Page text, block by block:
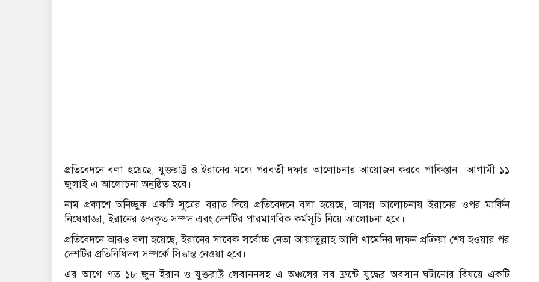
প্রতিবেদনে বলা হয়েছে, যুক্তরাষ্ট্র ও ইরানের মধ্যে পরবর্তী দফার আলোচনার আয়োজন করবে পাকিস্তান। আগামী ১১
জুলাই এ আলোচনা অনুষ্ঠিত হবে।
নাম প্রকাশে অনিচ্ছুক একটি সূত্রের বরাত দিয়ে প্রতিবেদনে বলা হয়েছে, আসন্ন আলোচনায় ইরানের ওপর মার্কিন
নিষেধাজ্ঞা, ইরানের জব্দকৃত সম্পদ এবং দেশটির পারমাণবিক কর্মসূচি নিয়ে আলোচনা হবে।
প্রতিবেদনে আরও বলা হয়েছে, ইরানের সাবেক সর্বোচ্চ নেতা আয়াতুল্লাহ আলি খামেনির দাফন প্রক্রিয়া শেষ হওয়ার পর
দেশটির প্রতিনিধিদল সম্পর্কে সিদ্ধান্ত নেওয়া হবে।
এর আগে গত ১৮ জুন ইরান ও যুক্তরাষ্ট্র লেবাননসহ এ অঞ্চলের সব ফ্রন্টে যুদ্ধের অবসান ঘটানোর বিষয়ে একটি